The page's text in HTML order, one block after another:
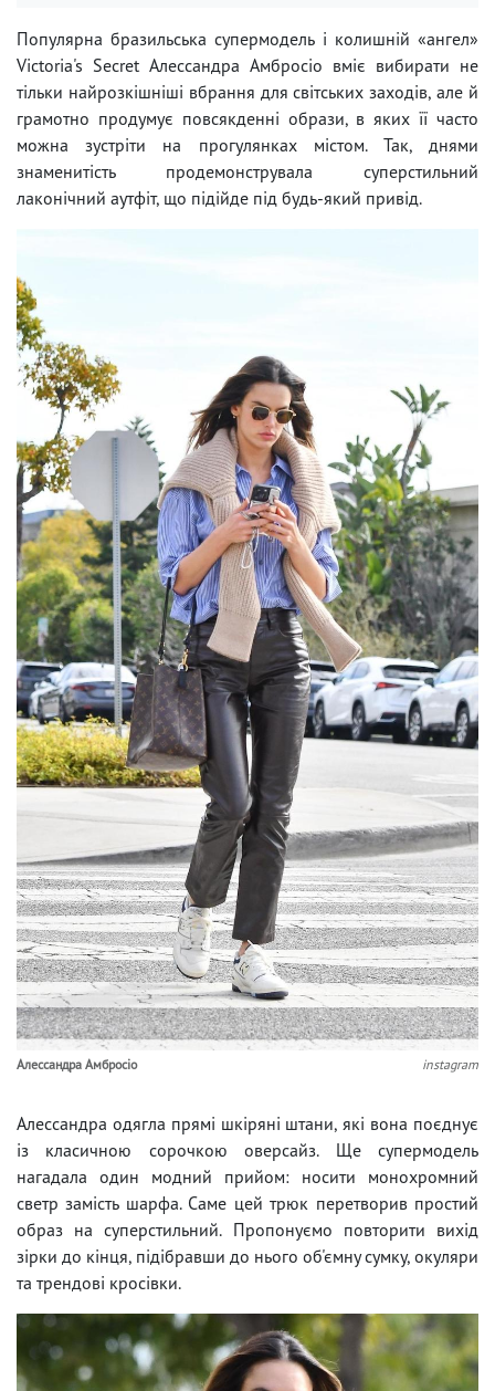
Популярна бразильська супермодель і колишній «ангел»
Victoria's Secret Алессандра Амбросіо вміє вибирати не
тільки найрозкішніші вбрання для світських заходів, але й
грамотно продумує повсякденні образи, в яких її часто
можна зустріти на прогулянках містом. Так, днями
знаменитість продемонструвала суперстильний
лаконічний аутфіт, що підійде під будь-який привід.
Алессандра Амбросіо instagram
Алессандра одягла прямі шкіряні штани, які вона поєднує
із класичною сорочкою оверсайз. Ще супермодель
нагадала один модний прийом: носити монохромний
светр замість шарфа. Саме цей трюк перетворив простий
образ на суперстильний. Пропонуємо повторити вихід
зірки до кінця, підібравши до нього об'ємну сумку, окуляри
та трендові кросівки.